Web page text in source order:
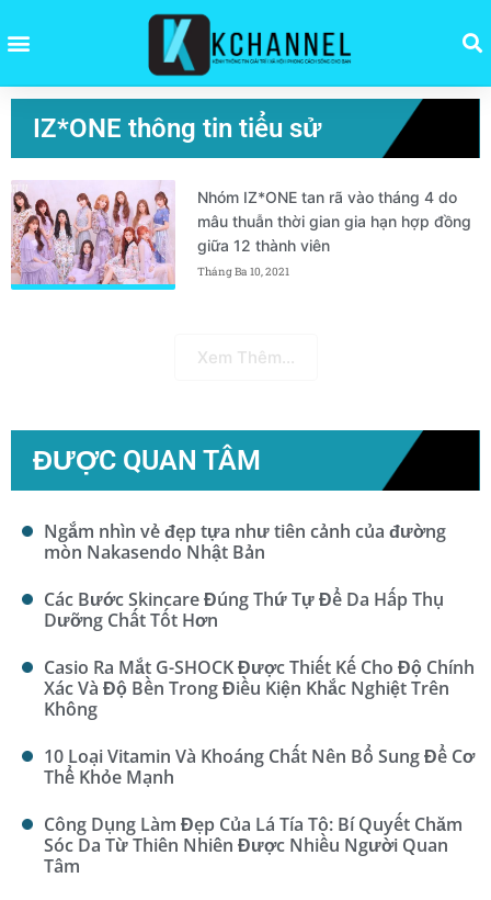
IZ*ONE thông tin tiểu sử
Nhóm IZ*ONE tan rã vào tháng 4 do
mâu thuẫn thời gian gia hạn hợp đồng
giữa 12 thành viên
Tháng Ba 10, 2021
Xem Thêm...
ĐƯỢC QUAN TÂM
Ngắm nhìn vẻ đẹp tựa như tiên cảnh của đường
mòn Nakasendo Nhật Bản
Các Bước Skincare Đúng Thứ Tự Để Da Hấp Thụ
Dưỡng Chất Tốt Hơn
Casio Ra Mắt G-SHOCK Được Thiết Kế Cho Độ Chính
Xác Và Độ Bền Trong Điều Kiện Khắc Nghiệt Trên
Không
10 Loại Vitamin Và Khoáng Chất Nên Bổ Sung Để Cơ
Thể Khỏe Mạnh
Công Dụng Làm Đẹp Của Lá Tía Tô: Bí Quyết Chăm
Sóc Da Từ Thiên Nhiên Được Nhiều Người Quan
Tâm